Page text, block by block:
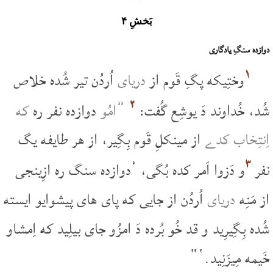
بَخشِ ۴
دوازده سنگِ یادگاری
۱وختِیکه پگِ قَوم ازدریایاُردُن تیر شُده خلاص
شُد، خُداوند دَ یوشِع گُفت: ۲ ”امُودوازده نفر رهکه
اِنتِخاب کدے از مینکلِ قَوم بِگِیر، از ھر طایفه یگ
نفر۳و دَزوا اَمر کده بُگی، ’دوازده سنگ ره ازِینجی
از مَنِهدریایاُردُن از جایی که پای های پیشوایو ایسته
شُده بِگِیرِید و قد خُو بُرده دَ امزُو جای بیلِید که اِمشاو
خَیمه مِیزَنِید.‘“